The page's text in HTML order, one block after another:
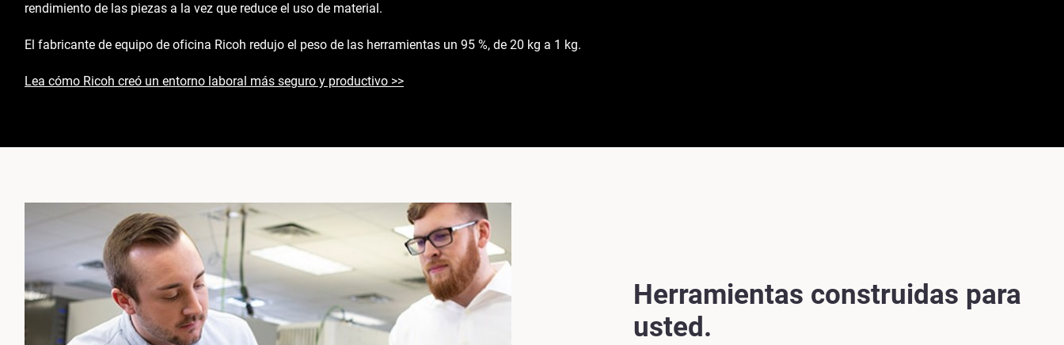
rendimiento de las piezas a la vez que reduce el uso de material.
El fabricante de equipo de oficina Ricoh redujo el peso de las herramientas un 95 %, de 20 kg a 1 kg.
Lea cómo Ricoh creó un entorno laboral más seguro y productivo >>
Herramientas construidas para
usted.